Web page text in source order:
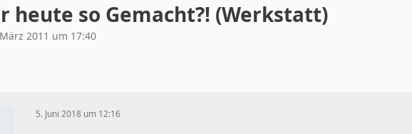
heute so Gemacht?! (Werkstatt)
2011 um 17:40
5. Juni 2018 um 12:16